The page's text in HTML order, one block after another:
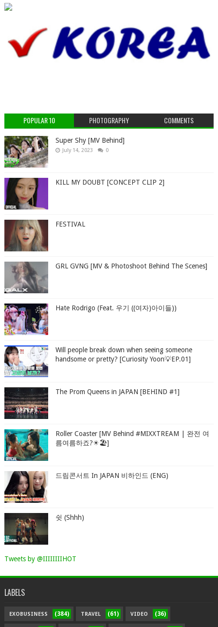
POPULAR 10 PHOTOGRAPHY COMMENTS
Super Shy [MV Behind]
July 14, 2023 0
KILL MY DOUBT [CONCEPT CLIP 2]
FESTIVAL
GRL GVNG [MV & Photoshoot Behind The Scenes]
Hate Rodrigo (Feat. 우기 ((여자)아이들))
Will people break down when seeing someone
handsome or pretty? [Curiosity Yoon💡EP.01]
The Prom Queens in JAPAN [BEHIND #1]
Roller Coaster [MV Behind #MIXXTREAM | 완전 여
름여름하죠?☀🏖]
드림콘서트 In JAPAN 비하인드 (ENG)
쉿 (Shhh)
Tweets by @IIIIIIIIHOT
LABELS
EXOBUSINESS (384) TRAVEL (61) VIDEO (36)